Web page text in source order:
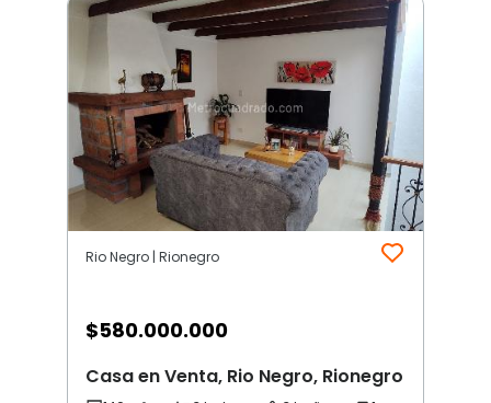
Rio Negro | Rionegro
$580.000.000
Casa en Venta, Rio Negro, Rionegro